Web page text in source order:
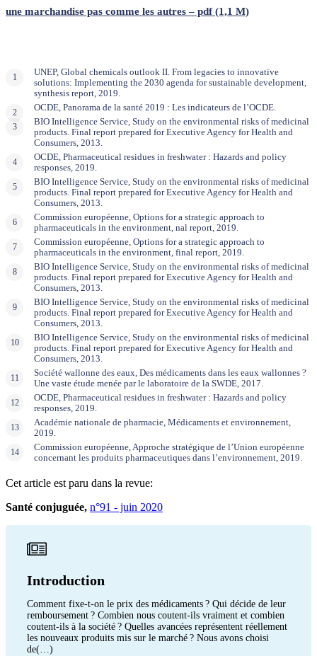
une marchandise pas comme les autres – pdf (1,1 M)
UNEP, Global chemicals outlook II. From legacies to innovative
solutions: Implementing the 2030 agenda for sustainable development,
synthesis report, 2019.
OCDE, Panorama de la santé 2019 : Les indicateurs de l’OCDE.
BIO Intelligence Service, Study on the environmental risks of medicinal
products. Final report prepared for Executive Agency for Health and
Consumers, 2013.
OCDE, Pharmaceutical residues in freshwater : Hazards and policy
responses, 2019.
BIO Intelligence Service, Study on the environmental risks of medicinal
products. Final report prepared for Executive Agency for Health and
Consumers, 2013.
Commission européenne, Options for a strategic approach to
pharmaceuticals in the environment, nal report, 2019.
Commission européenne, Options for a strategic approach to
pharmaceuticals in the environment, final report, 2019.
BIO Intelligence Service, Study on the environmental risks of medicinal
products. Final report prepared for Executive Agency for Health and
Consumers, 2013.
BIO Intelligence Service, Study on the environmental risks of medicinal
products. Final report prepared for Executive Agency for Health and
Consumers, 2013.
BIO Intelligence Service, Study on the environmental risks of medicinal
products. Final report prepared for Executive Agency for Health and
Consumers, 2013.
Société wallonne des eaux, Des médicaments dans les eaux wallonnes ?
Une vaste étude menée par le laboratoire de la SWDE, 2017.
OCDE, Pharmaceutical residues in freshwater : Hazards and policy
responses, 2019.
Académie nationale de pharmacie, Médicaments et environnement,
2019.
Commission européenne, Approche stratégique de l’Union européenne
concernant les produits pharmaceutiques dans l’environnement, 2019.
Cet article est paru dans la revue:
Santé conjuguée, n°91 - juin 2020
Introduction
Comment fixe-t-on le prix des médicaments ? Qui décide de leur
remboursement ? Combien nous coutent-ils vraiment et combien
coutent-ils à la société ? Quelles avancées représentent réellement
les nouveaux produits mis sur le marché ? Nous avons choisi
de(…)